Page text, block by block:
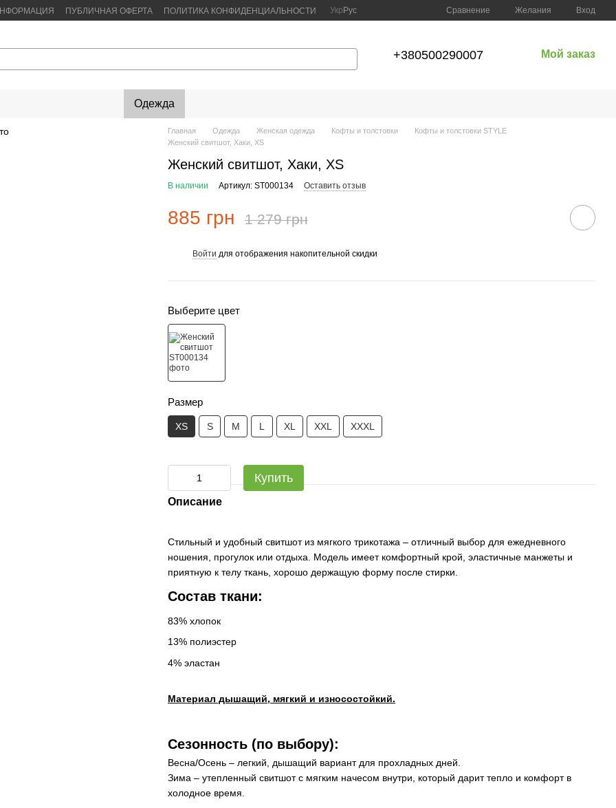
ПУБЛИЧНАЯ ОФЕРТА ПОЛИТИКА КОНФИДЕНЦИАЛЬНОСТИ Укр Рус Сравнение Желания Вход
+380500290007 Мой заказ
Одежда
Главная Одежда Женская одежда Кофты и толстовки
Кофты и толстовки STYLE
Женский свитшот, Хаки, XS
Женский свитшот, Хаки, XS
В наличии Артикул: ST000134 Оставить отзыв
885 грн 1 279 грн
Войти для отображения накопительной скидки
Выберите цвет
Размер
XS S M L XL XXL XXXL
Купить
Описание
Стильный и удобный свитшот из мягкого трикотажа – отличный выбор для ежедневного
ношения, прогулок или отдыха. Модель имеет комфортный крой, эластичные манжеты и
приятную к телу ткань, хорошо держащую форму после стирки.
Состав ткани:
83% хлопок
13% полиэстер
4% эластан
Материал дышащий, мягкий и износостойкий.
Сезонность (по выбору):
Весна/Осень – легкий, дышащий вариант для прохладных дней.
Зима – утепленный свитшот с мягким начесом внутри, который дарит тепло и комфорт в
холодное время.